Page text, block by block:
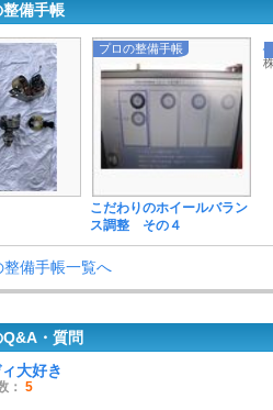
備手帳
プロの整備手帳
こだわりのホイールバラン
ス調整 その４
備手帳一覧へ
・質問
大好き
： 5